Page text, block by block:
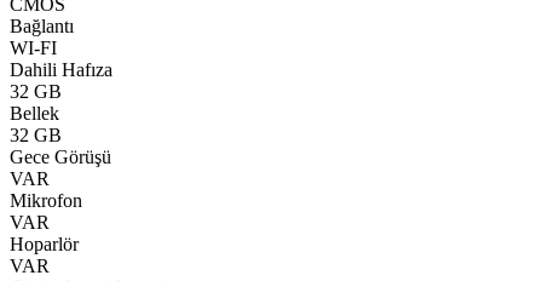
Bağlantı
WI-FI
Dahili Hafıza
32 GB
Bellek
32 GB
Gece Görüşü
VAR
Mikrofon
VAR
Hoparlör
VAR